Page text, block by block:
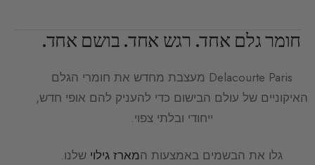
חומר גלם אחד. רגש אחד. בושם אחד.
Delacourte Paris מעצבת מחדש את חומרי הגלם
האיקוניים של עולם הבישום כדי להעניק להם אופי חדש,
ייחודי ובלתי צפוי.
גלו את הבשמים באמצעות המארז גילוי שלנו.